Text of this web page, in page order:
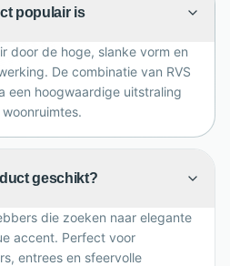
bij hotel-chique,
Deze tafellamp brengt
samen in één stijlvol
ruimte in huis.
populair is
door de hoge, slanke vorm en
De combinatie van RVS
een hoogwaardige uitstraling
geschikt?
die zoeken naar elegante
accent. Perfect voor
entrees en sfeervolle